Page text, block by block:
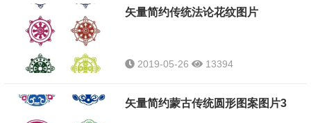
矢量简约传统法论花纹图片
2019-05-26 13394
矢量简约蒙古传统圆形图案图片3